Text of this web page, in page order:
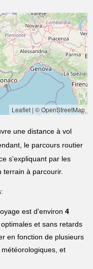
Leaflet| © OpenStreetMap
une distance à vol
le parcours routier
s'expliquant par les
terrain à parcourir.
est d'environ4
et sans retards
en fonction de plusieurs
et